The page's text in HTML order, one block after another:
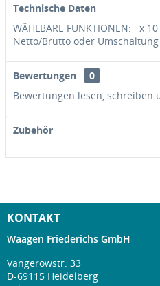
Technische Daten
WÄHLBARE FUNKTIONEN: x
Netto/Brutto oder Umschaltung
Bewertungen
0
Bewertungen lesen, schreiben
Zubehör
KONTAKT
Waagen Friederichs GmbH
Vangerowstr. 33
D-69115 Heidelberg